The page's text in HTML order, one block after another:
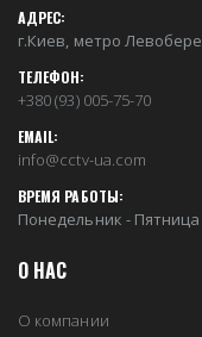
АДРЕС:
г.Киев, метро
ТЕЛЕФОН:
+380 (93) 005-75-70
EMAIL:
info@cctv-ua.com
ВРЕМЯ РАБОТЫ:
Понедельник - Пятница
О НАС
О компании